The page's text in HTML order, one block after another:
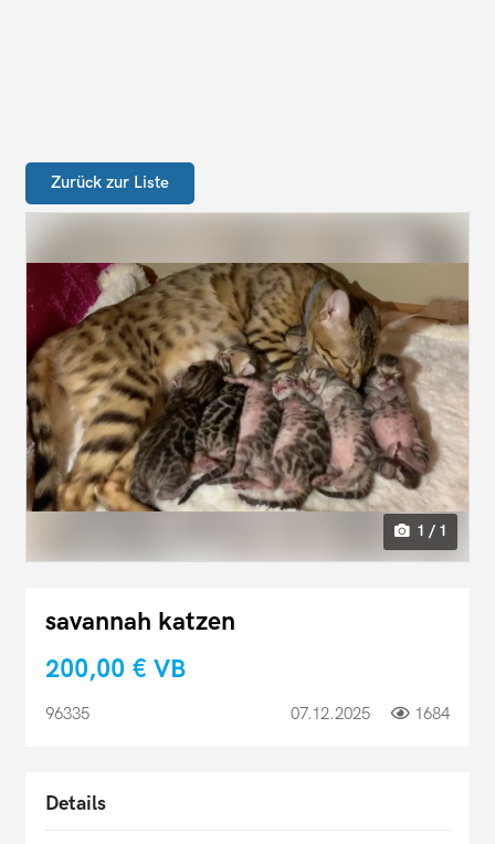
Zurück zur Liste
1 / 1
savannah katzen
200,00 € VB
96335 07.12.2025 1684
Details